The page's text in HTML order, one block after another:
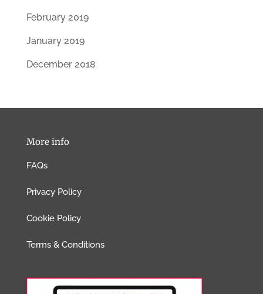
February 2019
January 2019
December 2018
More info
FAQs
Privacy Policy
Cookie Policy
Terms & Conditions